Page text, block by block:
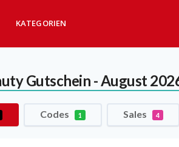
KATEGORIEN
Gutschein - August
Codes 1 Sales 4